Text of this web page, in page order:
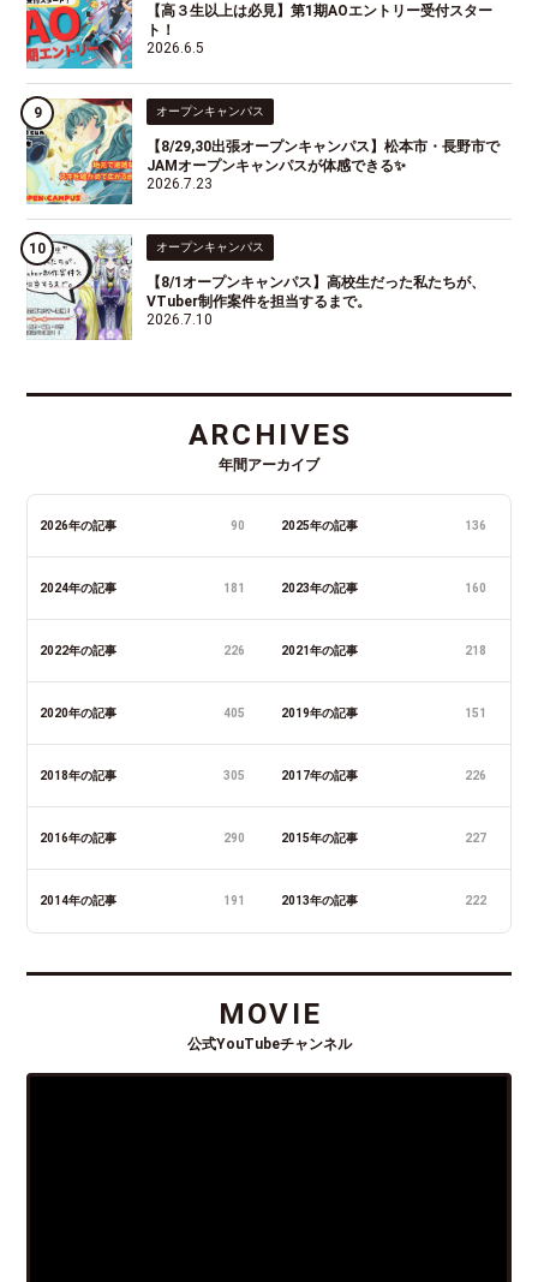
【高３生以上は必見】第1期AOエントリー受付スター
ト！
2026.6.5
オープンキャンパス
【8/29,30出張オープンキャンパス】松本市・長野市で
JAMオープンキャンパスが体感できる✨
2026.7.23
オープンキャンパス
【8/1オープンキャンパス】高校生だった私たちが、
VTuber制作案件を担当するまで。
2026.7.10
ARCHIVES
年間アーカイブ
2026年の記事 90 2025年の記事 136
2024年の記事 181 2023年の記事 160
2022年の記事 226 2021年の記事 218
2020年の記事 405 2019年の記事 151
2018年の記事 305 2017年の記事 226
2016年の記事 290 2015年の記事 227
2014年の記事 191 2013年の記事 222
MOVIE
公式YouTubeチャンネル